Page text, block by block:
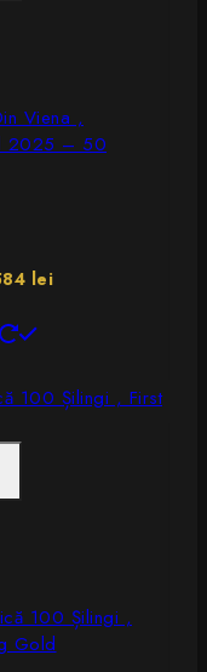
Viena ,
2025 – 50
lei
100 Șilingi ,
Gold